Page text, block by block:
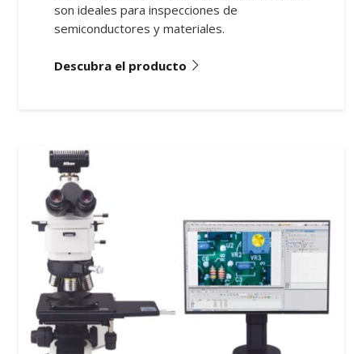
son ideales para inspecciones de
semiconductores y materiales.
Descubra el producto